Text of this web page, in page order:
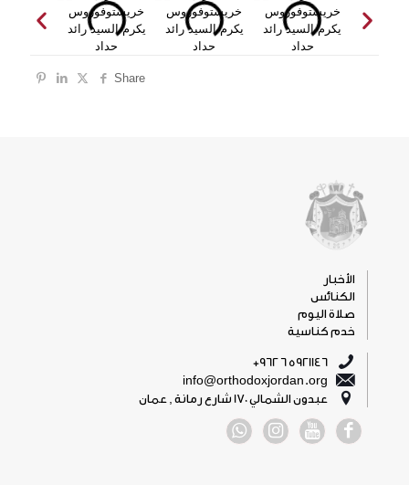
Share
الأخبار
الكنائس
صلاة اليوم
خدم كناسية
5921146 6 962+
info@orthodoxjordan.org
عبدون الشمالي 170 شارع رمانة , عمان